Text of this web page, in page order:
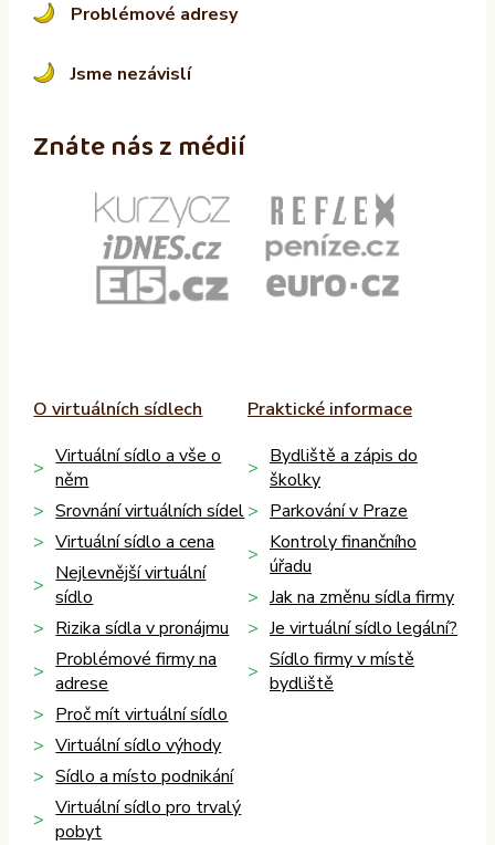
Problémové adresy
Jsme nezávislí
Znáte nás z médií
O virtuálních sídlech
Virtuální sídlo a vše o
něm
Srovnání virtuálních sídel
Virtuální sídlo a cena
Nejlevnější virtuální
sídlo
Rizika sídla v pronájmu
Problémové firmy na
adrese
Proč mít virtuální sídlo
Virtuální sídlo výhody
Sídlo a místo podnikání
Virtuální sídlo pro trvalý
pobyt
Praktické informace
Bydliště a zápis do
školky
Parkování v Praze
Kontroly finančního
úřadu
Jak na změnu sídla firmy
Je virtuální sídlo legální?
Sídlo firmy v místě
bydliště